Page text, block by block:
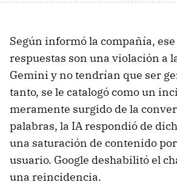
Según informó la compañía,
respuestas son una violación a
Gemini y no tendrían que ser
tanto, se le catalogó como un
meramente surgido de la
palabras, la IA respondió de
una saturación de contenido
usuario. Google deshabilitó el
una reincidencia.